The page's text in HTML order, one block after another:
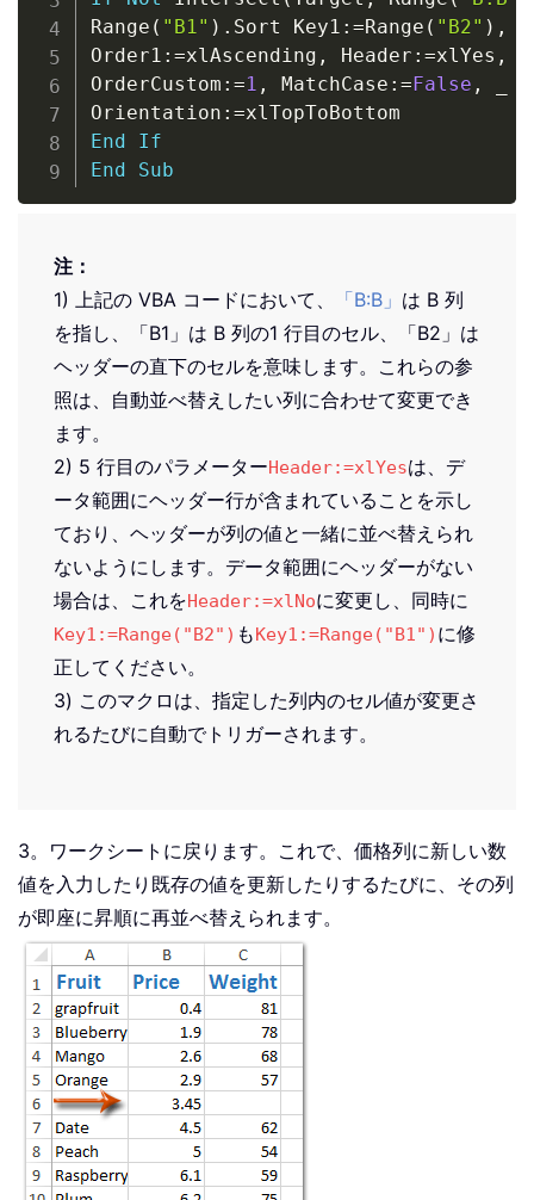
Range ( "B1" ) . Sort Key1 : =Range ( "B2" ) ,
Order1 : =xlAscending , Header : =xlYes ,
OrderCustom : =1 , MatchCase : = False ,
Orientation : =
End
If
End
Sub
注：
1) 上記の VBA コードにおいて、
「B:B」 は B 列
を指し、「B1」は B 列の1 行目のセル、「B2」は
ヘッダーの直下のセルを意味します。これらの参
照は、自動並べ替えしたい列に合わせて変更でき
ます。
2) 5 行目のパラメーターHeader:=xlYesは、デ
ータ範囲にヘッダー行が含まれていることを示し
ており、ヘッダーが列の値と一緒に並べ替えられ
ないようにします。データ範囲にヘッダーがない
場合は、これをHeader:=xlNoに変更し、同時に
Key1:=Range("B2") も Key1:=Range("B1") に修
正してください。
3) このマクロは、指定した列内のセル値が変更さ
れるたびに自動でトリガーされます。
3。ワークシートに戻ります。これで、価格列に新しい数
値を入力したり既存の値を更新したりするたびに、その列
が即座に昇順に再並べ替えられます。